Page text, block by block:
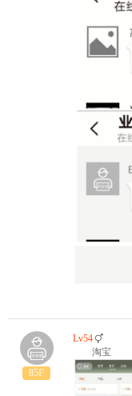
85F
Lv54
淘宝